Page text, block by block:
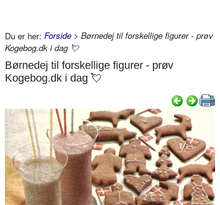
Du er her: Forside > Børnedej til forskellige figurer - prøv
Kogebog.dk i dag 💘
Børnedej til forskellige figurer - prøv
Kogebog.dk i dag 💘